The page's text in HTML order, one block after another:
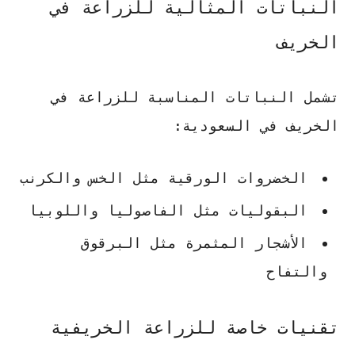
النباتات المثالية للزراعة في
الخريف
تشمل النباتات المناسبة للزراعة في
الخريف في السعودية:
الخضروات الورقية مثل الخس والكرنب
البقوليات مثل الفاصوليا واللوبيا
الأشجار المثمرة مثل البرقوق
والتفاح
تقنيات خاصة للزراعة الخريفية